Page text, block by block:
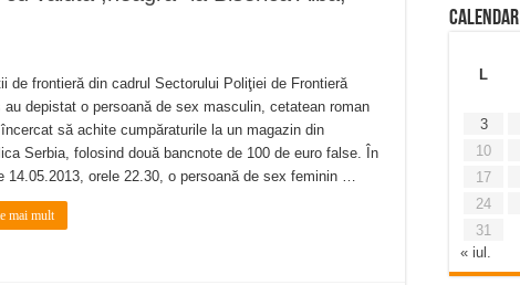
de frontieră din cadrul Sectorului Poliţiei de Frontieră
au depistat o persoană de sex masculin, cetatean roman
să achite cumpăraturile la un magazin din
Serbia, folosind două bancnote de 100 de euro false. În
14.05.2013, orele 22.30, o persoană de sex feminin …
mai mult
Calendar
L
3
10
17
24
31
« iul.